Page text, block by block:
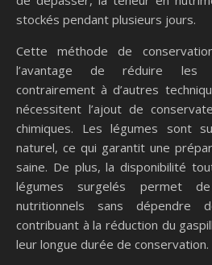
stockés pendant plusieurs jours.
Cette méthode de
l’avantage de réduire les
contrairement à d’autres
nécessitent l’ajout de
chimiques. Les légumes sont
naturel, ce qui garantit une
saine. De plus, la disponibilité
légumes surgelés permet
nutritionnels sans dépendre
contribuant à la réduction du
leur longue durée de conservation.